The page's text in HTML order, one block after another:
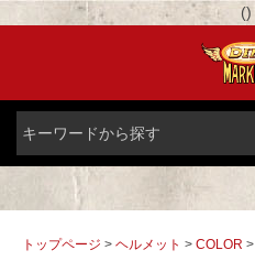
()
トップページ > ヘルメット > COLOR >